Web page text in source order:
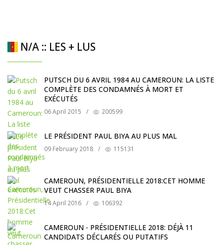
N/A :: LES + LUS
PUTSCH DU 6 AVRIL 1984 AU CAMEROUN: LA LISTE
COMPLÈTE DES CONDAMNÉS À MORT ET
EXÉCUTÉS
06 April 2015 / 200599
LE PRÉSIDENT PAUL BIYA AU PLUS MAL
09 February 2018 / 115131
CAMEROUN, PRÉSIDENTIELLE 2018:CET HOMME
VEUT CHASSER PAUL BIYA
14 April 2016 / 106392
CAMEROUN - PRÉSIDENTIELLE 2018: DÉJÀ 11
CANDIDATS DÉCLARÉS OU PUTATIFS